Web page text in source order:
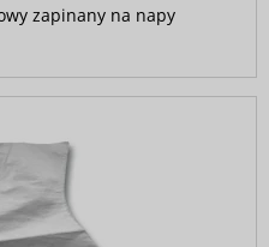
zapinany na napy